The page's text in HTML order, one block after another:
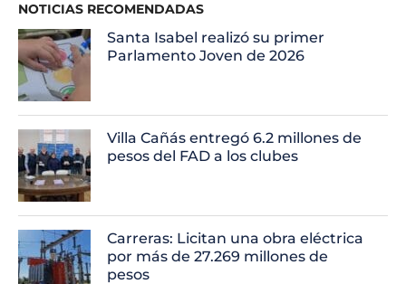
NOTICIAS RECOMENDADAS
Santa Isabel realizó su primer
Parlamento Joven de 2026
Villa Cañás entregó 6.2 millones de
pesos del FAD a los clubes
Carreras: Licitan una obra eléctrica
por más de 27.269 millones de
pesos